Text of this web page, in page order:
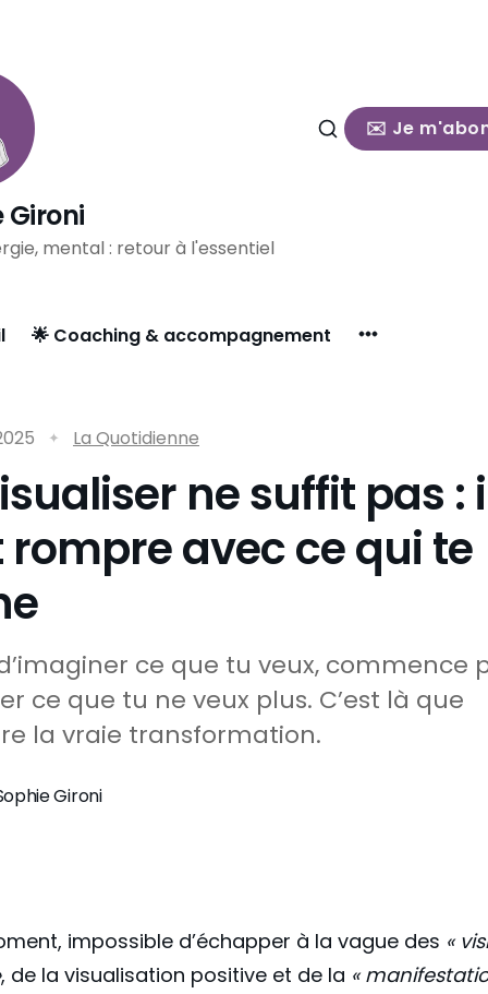
✉️ Je
Gironi
mental : retour à l'essentiel
🌟 Coaching & accompagnement
La Quotidienne
ne suffit pas :
avec ce qui te
ce que tu veux, commence
ce que tu ne veux plus. C’est là que
la vraie transformation.
Gironi
impossible d’échapper à la vague des «
, de la visualisation positive et de la «